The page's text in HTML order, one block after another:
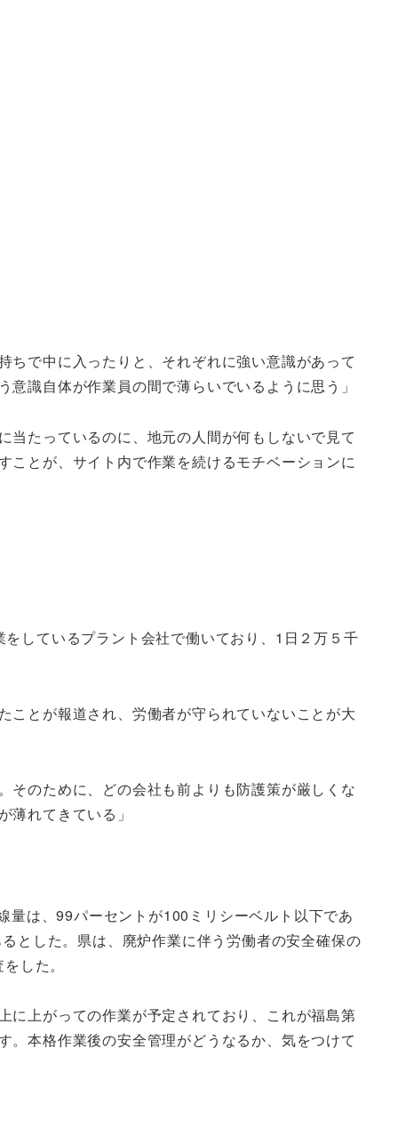
で中に入ったりと、それぞれに強い意識があって
識自体が作業員の間で薄らいでいるように思う」
たっているのに、地元の人間が何もしないで見て
とが、サイト内で作業を続けるモチベーションに
しているプラント会社で働いており、1日２万５千
とが報道され、労働者が守られていないことが大
のために、どの会社も前よりも防護策が厳しくな
れてきている」
は、99パーセントが100ミリシーベルト以下であ
とした。県は、廃炉作業に伴う労働者の安全確保の
した。
に上がっての作業が予定されており、これが福島第
本格作業後の安全管理がどうなるか、気をつけて